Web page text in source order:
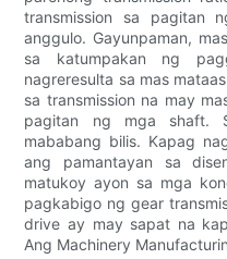
transmission sa pagitan
anggulo. Gayunpaman,
sa katumpakan ng
nagreresulta sa mas
sa transmission na may
pagitan ng mga shaft.
mababang bilis. Kapag
ang pamantayan sa
matukoy ayon sa mga
pagkabigo ng gear
drive ay may sapat na
Ang Machinery